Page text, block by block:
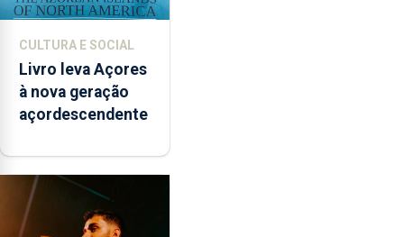
CULTURA E SOCIAL
Livro leva Açores
à nova geração
açordescendente